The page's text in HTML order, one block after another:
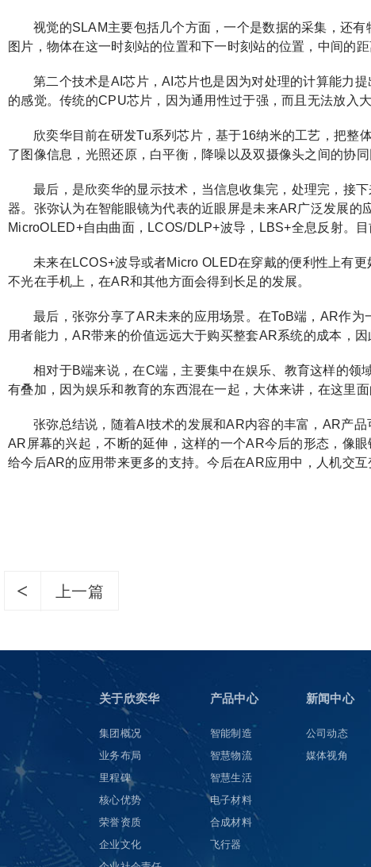
视觉的SLAM主要包括几个方面，一个是数据的采集，还
图片，物体在这一时刻站的位置和下一时刻站的位置，中间的
第二个技术是AI芯片，AI芯片也是因为对处理的计算能力
的感觉。传统的CPU芯片，因为通用性过于强，而且无法放入
欣奕华目前在研发Tu系列芯片，基于16纳米的工艺，把整
了图像信息，光照还原，白平衡，降噪以及双摄像头之间的协
最后，是欣奕华的显示技术，当信息收集完，处理完，接
器。张弥认为在智能眼镜为代表的近眼屏是未来AR广泛发展的
MicroOLED+自由曲面，LCOS/DLP+波导，LBS+全息反射。
未来在LCOS+波导或者Micro OLED在穿戴的便利性上有
不光在手机上，在AR和其他方面会得到长足的发展。
最后，张弥分享了AR未来的应用场景。在ToB端，AR作
用者能力，AR带来的价值远远大于购买整套AR系统的成本，因
相对于B端来说，在C端，主要集中在娱乐、教育这样的
有叠加，因为娱乐和教育的东西混在一起，大体来讲，在这里
张弥总结说，随着AI技术的发展和AR内容的丰富，AR产
AR屏幕的兴起，不断的延伸，这样的一个AR今后的形态，像
给今后AR的应用带来更多的支持。今后在AR应用中，人机交
上一篇
关于欣奕华
集团概况
业务布局
里程碑
核心优势
荣誉资质
企业文化
产品中心
智能制造
智慧物流
智慧生活
电子材料
合成材料
飞行器
新闻中心
公司动态
媒体视角